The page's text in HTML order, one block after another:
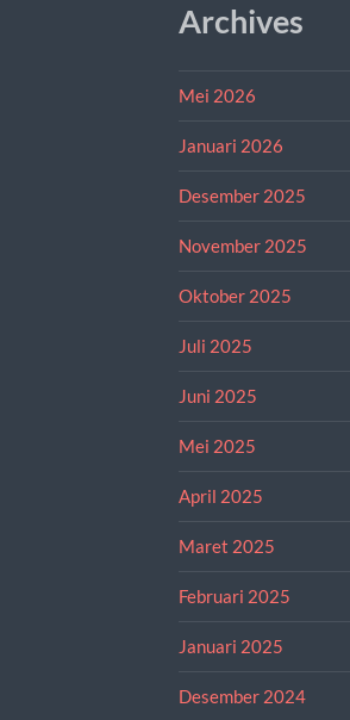
Archives
Mei 2026
Januari 2026
Desember 2025
November 2025
Oktober 2025
Juli 2025
Juni 2025
Mei 2025
April 2025
Maret 2025
Februari 2025
Januari 2025
Desember 2024